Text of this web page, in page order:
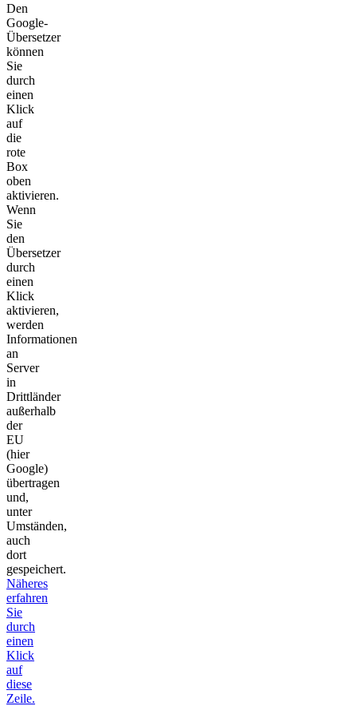
Den
Google-
Übersetzer
können
Sie
durch
einen
Klick
auf
die
rote
Box
oben
aktivieren.
Wenn
Sie
den
Übersetzer
durch
einen
Klick
aktivieren,
werden
Informationen
an
Server
in
Drittländer
außerhalb
der
EU
(hier
Google)
übertragen
und,
unter
Umständen,
auch
dort
gespeichert.
Näheres
erfahren
Sie
durch
einen
Klick
auf
diese
Zeile.